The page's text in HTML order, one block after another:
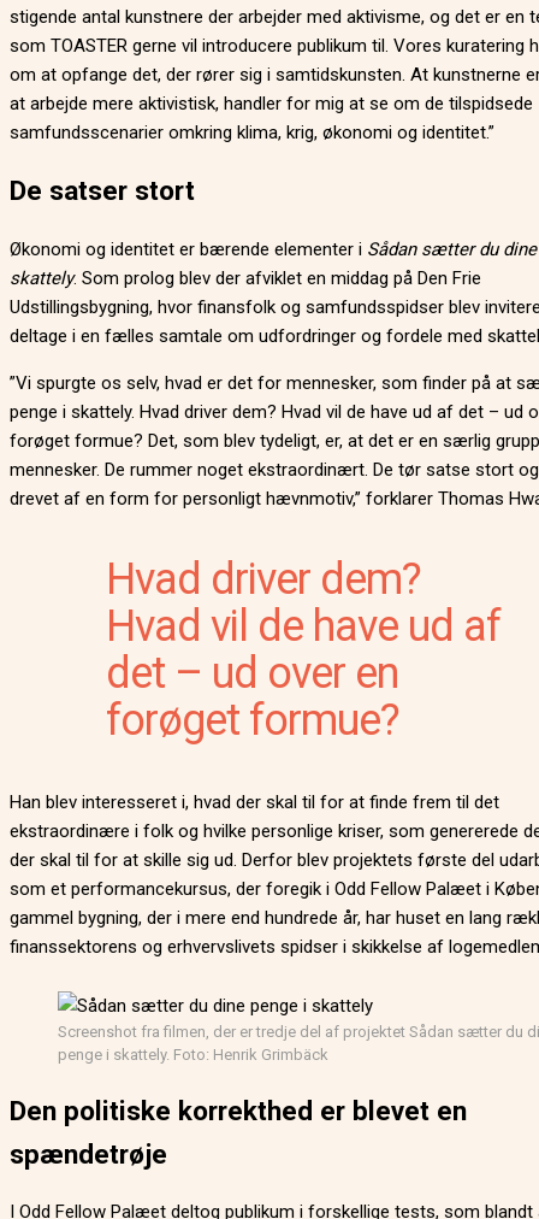
stigende antal kunstnere der arbejder med aktivisme, og det er en
som TOASTER gerne vil introducere publikum til. Vores kuratering
om at opfange det, der rører sig i samtidskunsten. At kunstnerne
at arbejde mere aktivistisk, handler for mig at se om de tilspidsede
samfundsscenarier omkring klima, krig, økonomi og identitet.”
De satser stort
Økonomi og identitet er bærende elementer i Sådan sætter du
skattely. Som prolog blev der afviklet en middag på Den Frie
Udstillingsbygning, hvor finansfolk og samfundsspidser blev
deltage i en fælles samtale om udfordringer og fordele med
”Vi spurgte os selv, hvad er det for mennesker, som finder på at
penge i skattely. Hvad driver dem? Hvad vil de have ud af det – ud
forøget formue? Det, som blev tydeligt, er, at det er en særlig
mennesker. De rummer noget ekstraordinært. De tør satse stort
drevet af en form for personligt hævnmotiv,” forklarer Thomas
Hvad driver dem?
Hvad vil de have ud af
det – ud over en
forøget formue?
Han blev interesseret i, hvad der skal til for at finde frem til det
ekstraordinære i folk og hvilke personlige kriser, som genererede
der skal til for at skille sig ud. Derfor blev projektets første del
som et performancekursus, der foregik i Odd Fellow Palæet i
gammel bygning, der i mere end hundrede år, har huset en lang
finanssektorens og erhvervslivets spidser i skikkelse af
Screenshot fra filmen, der er tredje del af projektet Sådan sætter du
penge i skattely. Foto: Henrik Grimbäck
Den politiske korrekthed er blevet en
spændetrøje
I Odd Fellow Palæet deltog publikum i forskellige tests, som blandt